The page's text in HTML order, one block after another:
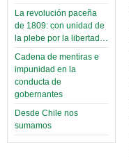
La revolución paceña
de 1809: con unidad de
la plebe por la libertad…
Cadena de mentiras e
impunidad en la
conducta de
gobernantes
Desde Chile nos
sumamos